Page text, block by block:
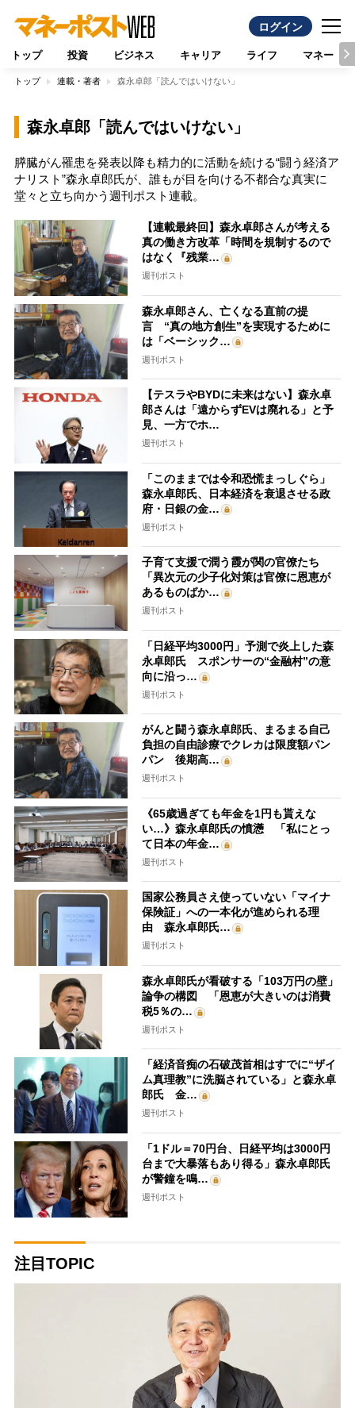
ログイン
トップ 投資 ビジネス キャリア ライフ マネー
トップ 連載・著者 森永卓郎「読んではいけない」
森永卓郎「読んではいけない」
膵臓がん罹患を発表以降も精力的に活動を続ける“闘う経済ア
ナリスト”森永卓郎氏が、誰もが目を向ける不都合な真実に
堂々と立ち向かう週刊ポスト連載。
【連載最終回】森永卓郎さんが考える
真の働き方改革「時間を規制するので
はなく『残業…
週刊ポスト
森永卓郎さん、亡くなる直前の提
言 “真の地方創生”を実現するために
は「ベーシック…
週刊ポスト
【テスラやBYDに未来はない】森永卓
郎さんは「遠からずEVは廃れる」と予
見、一方でホ…
週刊ポスト
「このままでは令和恐慌まっしぐら」
森永卓郎氏、日本経済を衰退させる政
府・日銀の金…
週刊ポスト
子育て支援で潤う霞が関の官僚たち
「異次元の少子化対策は官僚に恩恵が
あるものばか…
週刊ポスト
「日経平均3000円」予測で炎上した森
永卓郎氏 スポンサーの“金融村”の意
向に沿っ…
週刊ポスト
がんと闘う森永卓郎氏、まるまる自己
負担の自由診療でクレカは限度額パン
パン 後期高…
週刊ポスト
《65歳過ぎても年金を1円も貰えな
い…》森永卓郎氏の憤懣 「私にとっ
て日本の年金…
週刊ポスト
国家公務員さえ使っていない「マイナ
保険証」への一本化が進められる理
由 森永卓郎氏…
週刊ポスト
森永卓郎氏が看破する「103万円の壁」
論争の構図 「恩恵が大きいのは消費
税5％の…
週刊ポスト
「経済音痴の石破茂首相はすでに“ザイ
ム真理教”に洗脳されている」と森永卓
郎氏 金…
週刊ポスト
「1ドル＝70円台、日経平均は3000円
台まで大暴落もあり得る」森永卓郎氏
が警鐘を鳴…
週刊ポスト
注目TOPIC